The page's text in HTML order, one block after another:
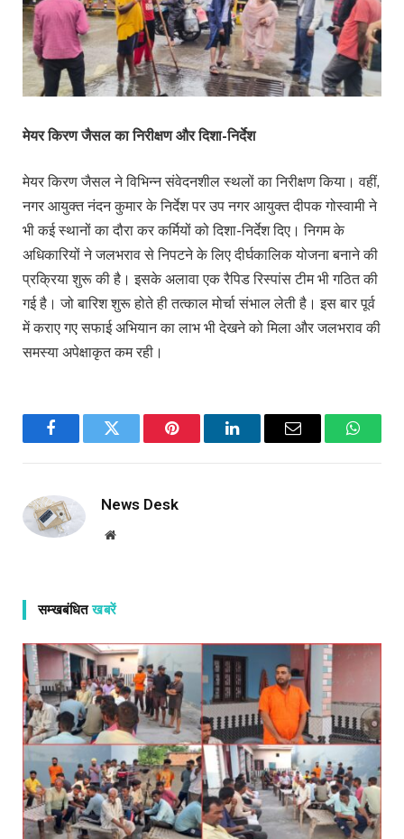
मेयर किरण जैसल का निरीक्षण और दिशा-निर्देश
मेयर किरण जैसल ने विभिन्न संवेदनशील स्थलों का निरीक्षण किया। वहीं,
नगर आयुक्त नंदन कुमार के निर्देश पर उप नगर आयुक्त दीपक गोस्वामी ने
भी कई स्थानों का दौरा कर कर्मियों को दिशा-निर्देश दिए। निगम के
अधिकारियों ने जलभराव से निपटने के लिए दीर्घकालिक योजना बनाने की
प्रक्रिया शुरू की है। इसके अलावा एक रैपिड रिस्पांस टीम भी गठित की
गई है। जो बारिश शुरू होते ही तत्काल मोर्चा संभाल लेती है। इस बार पूर्व
में कराए गए सफाई अभियान का लाभ भी देखने को मिला और जलभराव की
समस्या अपेक्षाकृत कम रही।
FacebookTwitter Pinterest LinkedInEmail
News Desk
Website
सम्खबंधितखबरें